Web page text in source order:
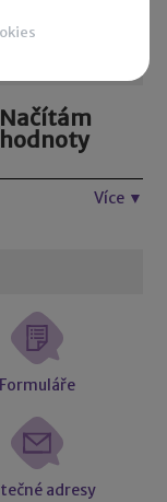
Načítám
hodnoty
Více ▼
Formuláře
adresy